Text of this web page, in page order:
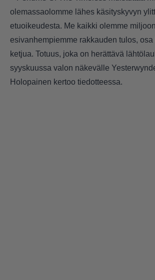
olemassaolomme lähes käsityskyvyn
etuoikeudesta. Me kaikki olemme
esivanhempiemme rakkauden tulos, osa
ketjua. Totuus, joka on herättävä
syyskuussa valon näkevälle
Holopainen kertoo tiedotteessa.